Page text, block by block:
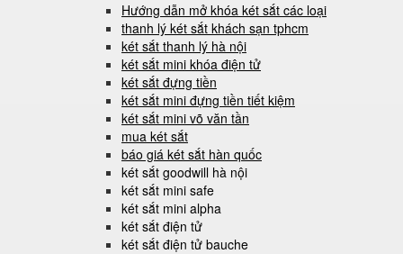
Hướng dẫn mở khóa két sắt các loại
thanh lý két sắt khách sạn tphcm
két sắt thanh lý hà nội
két sắt mini khóa điện tử
két sắt đựng tiền
két sắt mini đựng tiền tiết kiệm
két sắt mini võ văn tần
mua két sắt
báo giá két sắt hàn quốc
két sắt goodwill hà nội
két sắt mini safe
két sắt mini alpha
két sắt điện tử
két sắt điện tử bauche